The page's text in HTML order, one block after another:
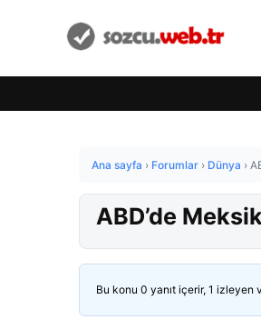
Ana sayfa › Forumlar › Dünya ›
ABD’de
Bu konu 0 yanıt içerir, 1 izleyen